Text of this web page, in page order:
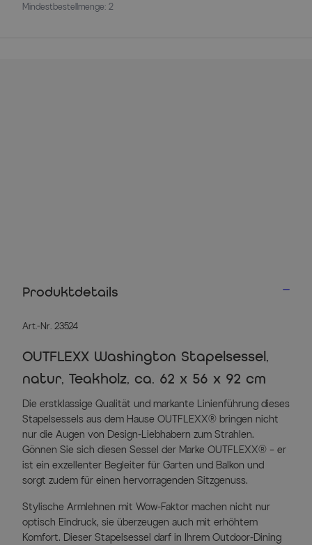
Mindestbestellmenge: 2
Produktdetails
Art.-Nr. 23524
OUTFLEXX Washington Stapelsessel,
natur, Teakholz, ca. 62 x 56 x 92 cm
Die erstklassige Qualität und markante Linienführung dieses
Stapelsessels aus dem Hause OUTFLEXX® bringen nicht
nur die Augen von Design-Liebhabern zum Strahlen.
Gönnen Sie sich diesen Sessel der Marke OUTFLEXX® – er
ist ein exzellenter Begleiter für Garten und Balkon und
sorgt zudem für einen hervorragenden Sitzgenuss.
Stylische Armlehnen mit Wow-Faktor machen nicht nur
optisch Eindruck, sie überzeugen auch mit erhöhtem
Komfort. Dieser Stapelsessel darf in Ihrem Outdoor-Dining